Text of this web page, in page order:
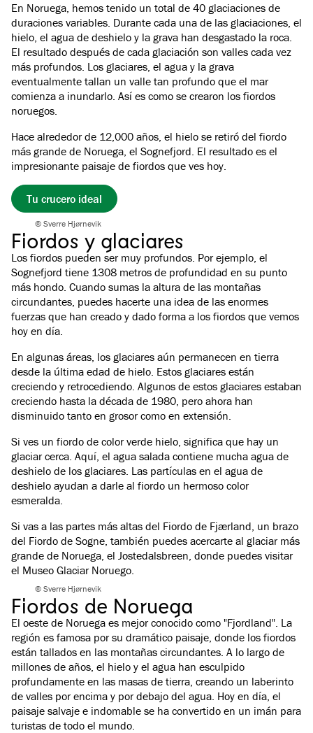
En Noruega, hemos tenido un total de 40 glaciaciones de
duraciones variables. Durante cada una de las glaciaciones, el
hielo, el agua de deshielo y la grava han desgastado la roca.
El resultado después de cada glaciación son valles cada vez
más profundos. Los glaciares, el agua y la grava
eventualmente tallan un valle tan profundo que el mar
comienza a inundarlo. Así es como se crearon los fiordos
noruegos.
Hace alrededor de 12,000 años, el hielo se retiró del fiordo
más grande de Noruega, el Sognefjord. El resultado es el
impresionante paisaje de fiordos que ves hoy.
Tu crucero ideal
© Sverre Hjørnevik
Fiordos y glaciares
Los fiordos pueden ser muy profundos. Por ejemplo, el
Sognefjord tiene 1308 metros de profundidad en su punto
más hondo. Cuando sumas la altura de las montañas
circundantes, puedes hacerte una idea de las enormes
fuerzas que han creado y dado forma a los fiordos que vemos
hoy en día.
En algunas áreas, los glaciares aún permanecen en tierra
desde la última edad de hielo. Estos glaciares están
creciendo y retrocediendo. Algunos de estos glaciares estaban
creciendo hasta la década de 1980, pero ahora han
disminuido tanto en grosor como en extensión.
Si ves un fiordo de color verde hielo, significa que hay un
glaciar cerca. Aquí, el agua salada contiene mucha agua de
deshielo de los glaciares. Las partículas en el agua de
deshielo ayudan a darle al fiordo un hermoso color
esmeralda.
Si vas a las partes más altas del Fiordo de Fjærland, un brazo
del Fiordo de Sogne, también puedes acercarte al glaciar más
grande de Noruega, el Jostedalsbreen, donde puedes visitar
el Museo Glaciar Noruego.
© Sverre Hjørnevik
Fiordos de Noruega
El oeste de Noruega es mejor conocido como "Fjordland". La
región es famosa por su dramático paisaje, donde los fiordos
están tallados en las montañas circundantes. A lo largo de
millones de años, el hielo y el agua han esculpido
profundamente en las masas de tierra, creando un laberinto
de valles por encima y por debajo del agua. Hoy en día, el
paisaje salvaje e indomable se ha convertido en un imán para
turistas de todo el mundo.